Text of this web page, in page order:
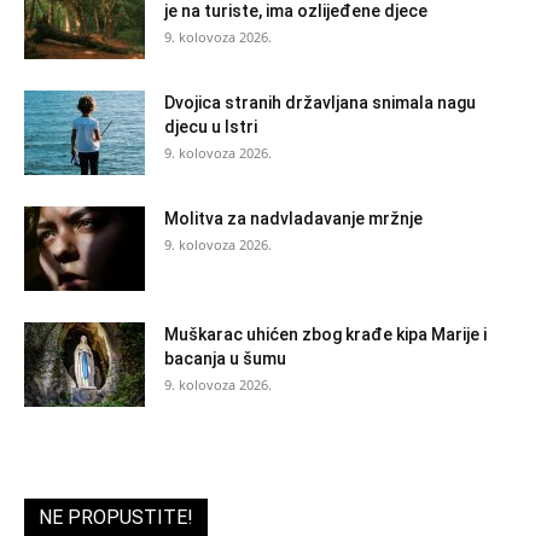
je na turiste, ima ozlijeđene djece
9. kolovoza 2026.
Dvojica stranih državljana snimala nagu
djecu u Istri
9. kolovoza 2026.
Molitva za nadvladavanje mržnje
9. kolovoza 2026.
Muškarac uhićen zbog krađe kipa Marije i
bacanja u šumu
9. kolovoza 2026.
NE PROPUSTITE!